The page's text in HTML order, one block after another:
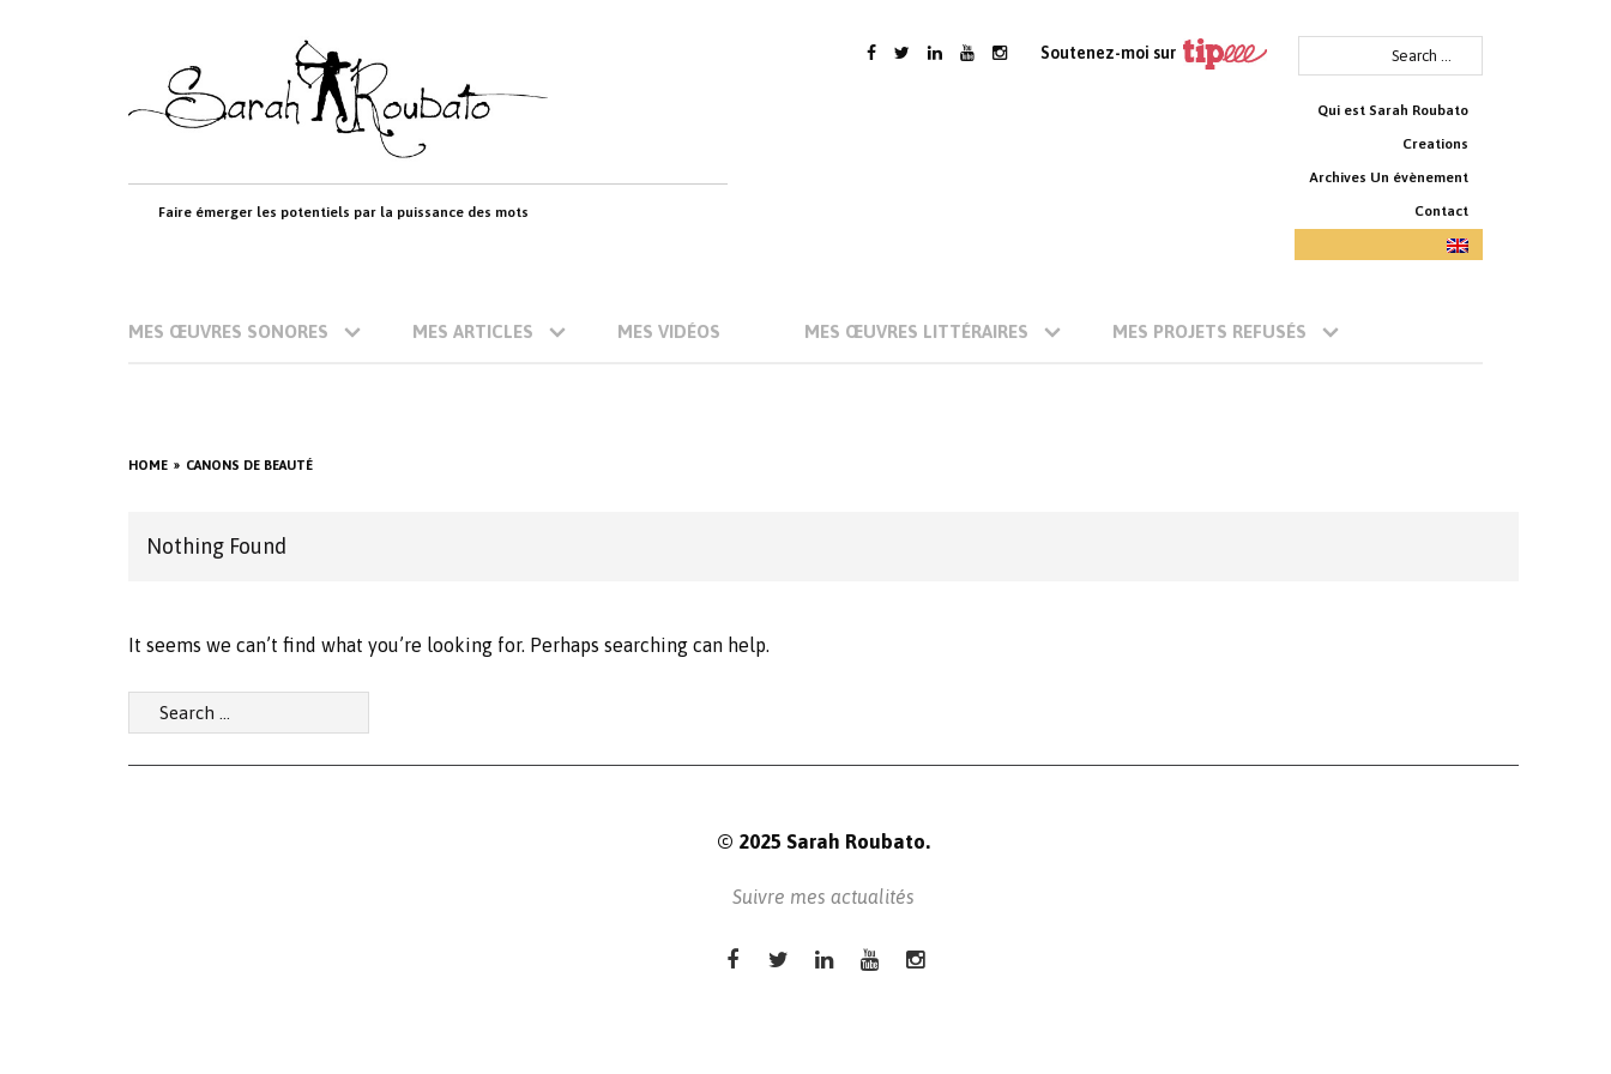
content
Faire émerger les potentiels par la puissance des mots
Soutenez-moi sur
for:
Qui est Sarah Roubato
Creations
Archives Un évènement
Contact
MES ŒUVRES SONORES MES ARTICLES MES VIDÉOS MES ŒUVRES LITTÉRAIRES MES PROJETS REFUSÉS
HOME CANONS DE BEAUTÉ
Nothing Found
It seems we can’t find what you’re looking for. Perhaps searching can help.
Search
for:
© 2025 Sarah Roubato.
Suivre mes actualités